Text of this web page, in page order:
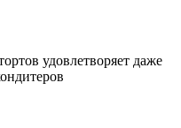
удовлетворяет даже